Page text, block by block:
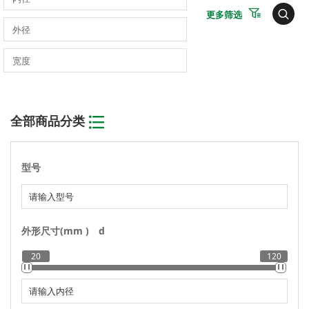
更多筛选
全部商品分类
型号
外形尺寸(mm ) d
20 120